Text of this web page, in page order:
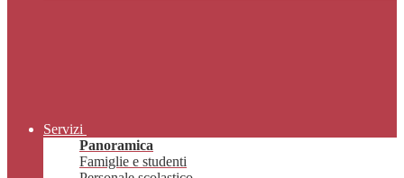
Servizi
Panoramica
Famiglie e studenti